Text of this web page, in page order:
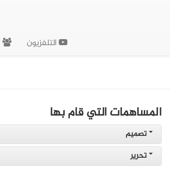
التلفزيون
المساهمات التي قام بها
تصميم
تحرير